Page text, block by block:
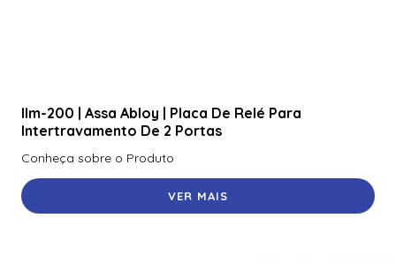
Ilm-200 | Assa Abloy | Placa De Relé Para
Intertravamento De 2 Portas
Conheça sobre o Produto
VER MAIS